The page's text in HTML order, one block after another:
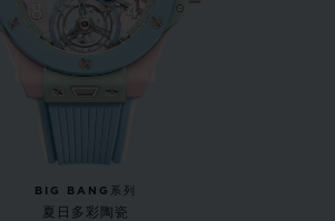
BIG BANG系列
夏日多彩陶瓷